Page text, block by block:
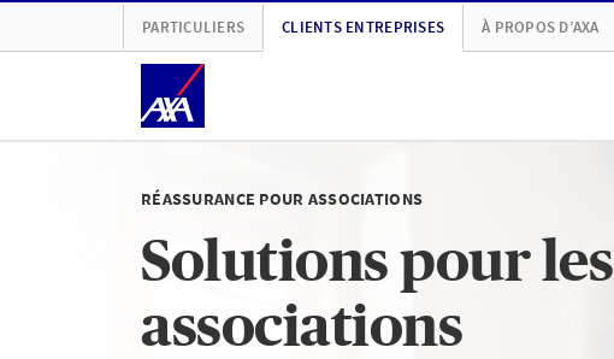
PARTICULIERS CLIENTS ENTREPRISES À PROPOS D’AXA
RÉASSURANCE POUR ASSOCIATIONS
Solutions pour les
associations